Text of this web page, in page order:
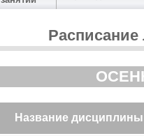
Название дисциплины